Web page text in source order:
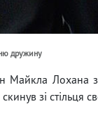
дружину
Майкла
скинув зі